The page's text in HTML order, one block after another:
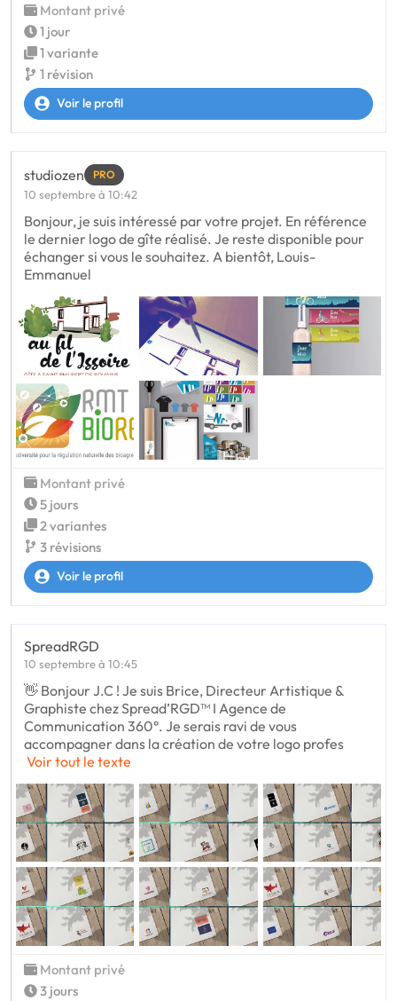
Montant privé
1 jour
1 variante
1 révision
Voir le profil
studiozen PRO
10 septembre à 10:42
Bonjour, je suis intéressé par votre projet. En référence
le dernier logo de gîte réalisé. Je reste disponible pour
échanger si vous le souhaitez. A bientôt, Louis-
Emmanuel
Montant privé
5 jours
2 variantes
3 révisions
Voir le profil
SpreadRGD
10 septembre à 10:45
👋 Bonjour J.C ! Je suis Brice, Directeur Artistique &
Graphiste chez Spread’RGD™ I Agence de
Communication 360°. Je serais ravi de vous
accompagner dans la création de votre logo profes
Voir tout le texte
Montant privé
3 jours